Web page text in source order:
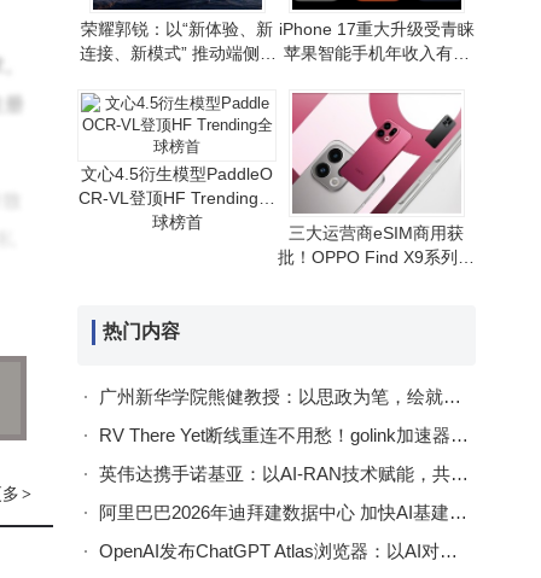
>
荣耀郭锐：以“新体验、新
连接、新模式” 推动端侧AI
iPhone 17重大升级受青睐
苹果智能手机年收入有望
文心4.5衍生模型PaddleO
CR-VL登顶HF Trending全
球榜首
三大运营商eSIM商用获
批！OPPO Find X9系列首
热门内容
广州新华学院熊健教授：以思政为笔，绘就数据科学育人新画卷
RV There Yet断线重连不用愁！golink加速器助力稳定畅玩房车越野
英伟达携手诺基亚：以AI-RAN技术赋能，共筑6G通信新未来
阿里巴巴2026年迪拜建数据中心 加快AI基建布局赋能中东数字经济
OpenAI发布ChatGPT Atlas浏览器：以AI对话重塑网络浏览新体验